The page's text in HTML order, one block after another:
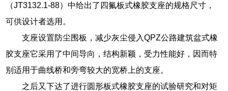
（JT3132.1-88）中给出了四氟板式橡胶支座的规格尺寸，
可供设计者选用。
支座设置防尘围板，减少灰尘侵入QPZ公路建筑盆式橡
胶支座它采用了中间导向，结构新颖，受力性能好，因而特
别适用于曲线桥和旁弯较大的宽桥上的支座。
之后又下达了进行圆形板式橡胶支座的试验研究和对矩